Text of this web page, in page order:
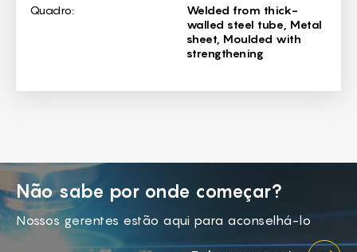
Quadro:
Welded from thick-
walled steel tube, Metal
sheet, Moulded with
strengthening
Não sabe por onde começar?
Nossos gerentes estão aqui para aconselhá-lo